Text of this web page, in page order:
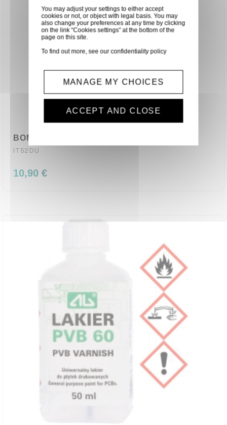
BOMBE D'AIR VENTILATEUR 520ml
IT52DU
10,90 €
You may adjust your settings to either accept
cookies or not, or object with legal basis. You may
also change your preferences at any time by clicking
on the link “Cookies settings” at the bottom of the
page on this site.
To find out more, see ourconfidentiality policy
MANAGE MY CHOICES
ACCEPT AND CLOSE